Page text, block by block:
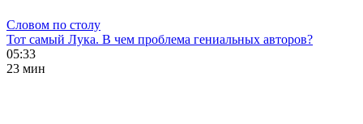
Словом по столу
Тот самый Лука. В чем проблема гениальных авторов?
05:33
23 мин